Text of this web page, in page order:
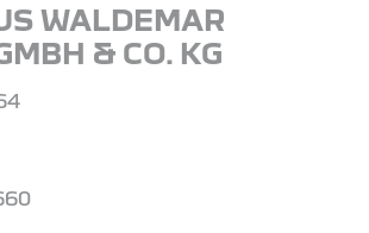
WALDEMAR
& CO. KG